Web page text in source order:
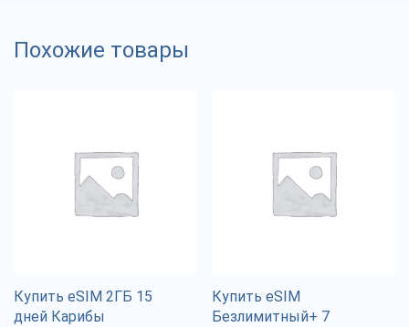
Похожие товары
Купить eSIM 2ГБ 15
дней Карибы
Купить eSIM
Безлимитный+ 7